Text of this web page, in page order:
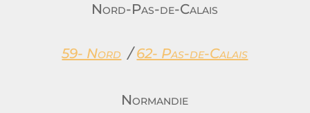
Nord-Pas-de-Calais
59- Nord /62- Pas-de-Calais
Normandie